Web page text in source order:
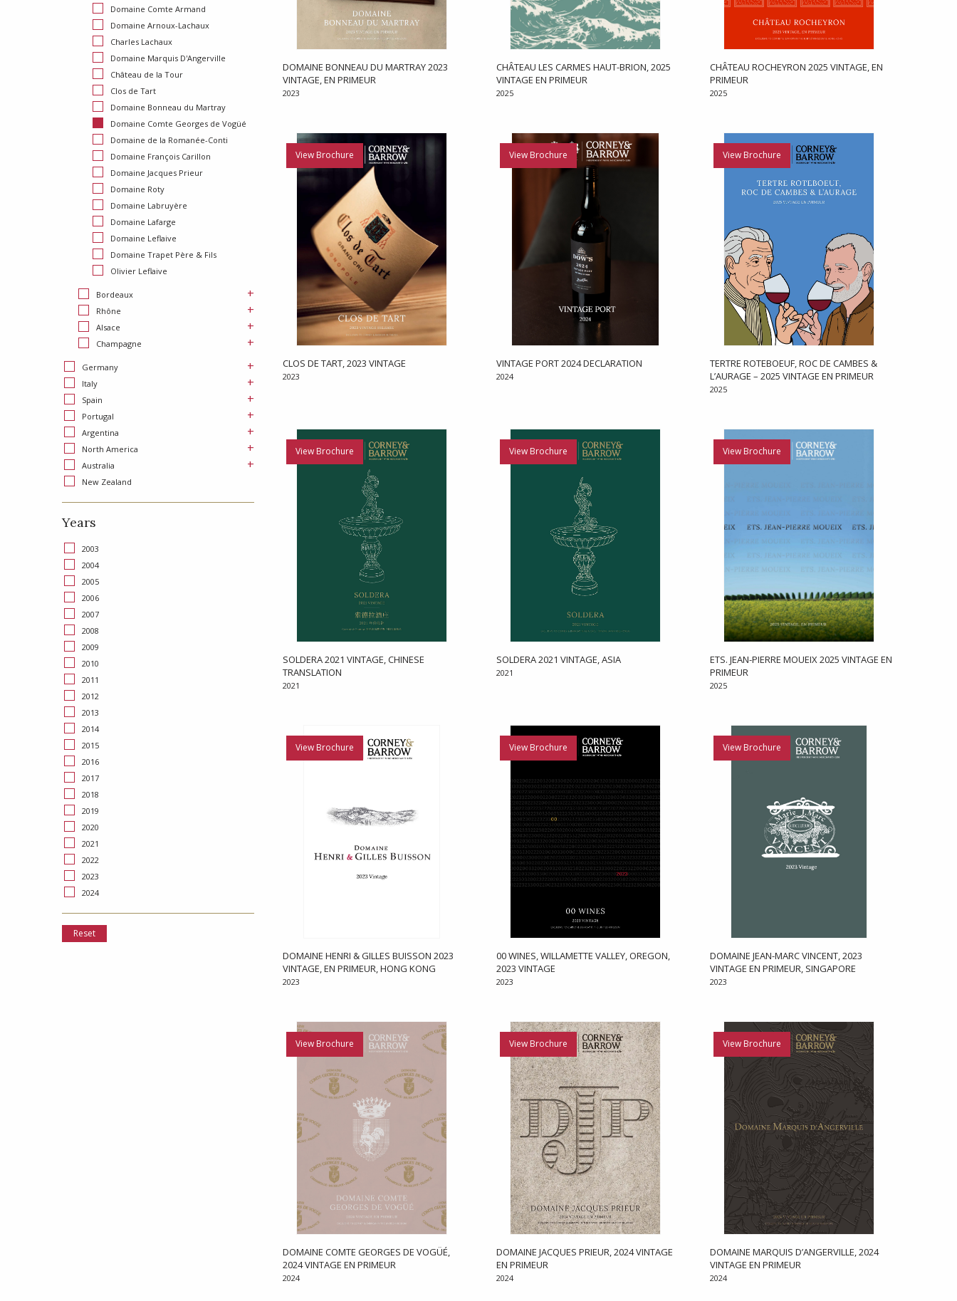
DOMAINE BONNEAU DU MARTRAY 2023
VINTAGE, EN PRIMEUR
2023
CHÂTEAU LES CARMES HAUT-BRION, 2025
VINTAGE EN PRIMEUR
2025
CHÂTEAU ROCHEYRON 2025 VINTAGE, EN
PRIMEUR
2025
View Brochure
CLOS DE TART, 2023 VINTAGE
2023
View Brochure
VINTAGE PORT 2024 DECLARATION
2024
View Brochure
TERTRE ROTEBOEUF, ROC DE CAMBES &
L’AURAGE – 2025 VINTAGE EN PRIMEUR
2025
View Brochure
SOLDERA 2021 VINTAGE, CHINESE
TRANSLATION
2021
View Brochure
SOLDERA 2021 VINTAGE, ASIA
2021
View Brochure
ETS. JEAN-PIERRE MOUEIX 2025 VINTAGE EN
PRIMEUR
2025
View Brochure
DOMAINE HENRI & GILLES BUISSON 2023
VINTAGE, EN PRIMEUR, HONG KONG
2023
View Brochure
00 WINES, WILLAMETTE VALLEY, OREGON,
2023 VINTAGE
2023
View Brochure
DOMAINE JEAN-MARC VINCENT, 2023
VINTAGE EN PRIMEUR, SINGAPORE
2023
View Brochure
DOMAINE COMTE GEORGES DE VOGÜÉ,
2024 VINTAGE EN PRIMEUR
2024
View Brochure
DOMAINE JACQUES PRIEUR, 2024 VINTAGE
EN PRIMEUR
2024
View Brochure
DOMAINE MARQUIS D’ANGERVILLE, 2024
VINTAGE EN PRIMEUR
2024
Domaine Comte Armand
Domaine Arnoux-Lachaux
Charles Lachaux
Domaine Marquis D'Angerville
Château de la Tour
Clos de Tart
Domaine Bonneau du Martray
Domaine Comte Georges de Vogüé
Domaine de la Romanée-Conti
Domaine François Carillon
Domaine Jacques Prieur
Domaine Roty
Domaine Labruyère
Domaine Lafarge
Domaine Leflaive
Domaine Trapet Père & Fils
Olivier Leflaive
Bordeaux +
Rhône +
Alsace +
Champagne +
Germany +
Italy +
Spain +
Portugal +
Argentina +
North America +
Australia +
New Zealand
Years
2003
2004
2005
2006
2007
2008
2009
2010
2011
2012
2013
2014
2015
2016
2017
2018
2019
2020
2021
2022
2023
2024
Reset